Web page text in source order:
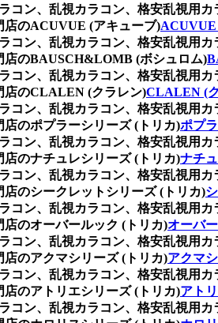
コン、乱視カラコン、格安乱視
店のACUVUE (アキューブ)ACUVUE
コン、乱視カラコン、格安乱視
店のBAUSCH&LOMB (ボシュロム)
コン、乱視カラコン、格安乱視
店のCLALEN (クラレン)CLALEN (
コン、乱視カラコン、格安乱視
のポプラーシリーズ (トリカ)ポプ
コン、乱視カラコン、格安乱視
のナチュレシリーズ (トリカ)ナチ
コン、乱視カラコン、格安乱視
のシークレットシリーズ (トリカ)
コン、乱視カラコン、格安乱視
のオーバールック (トリカ)オーバ
コン、乱視カラコン、格安乱視
のアクマシリーズ (トリカ)アクマ
コン、乱視カラコン、格安乱視
のアトリエシリーズ (トリカ)アト
コン、乱視カラコン、格安乱視